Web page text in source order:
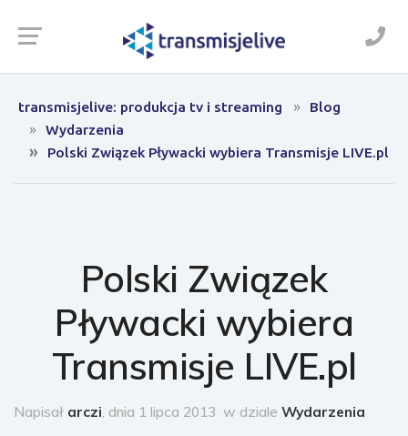
transmisjelive: produkcja tv i streaming
Blog
Wydarzenia
Polski Związek Pływacki wybiera Transmisje LIVE.pl
Polski Związek
Pływacki wybiera
Transmisje LIVE.pl
Napisał arczi, dnia 1 lipca 2013 w dziale Wydarzenia